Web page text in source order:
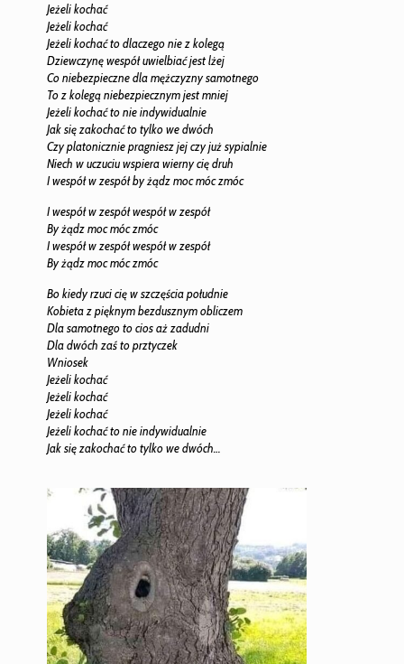
Jeżeli kochać
Jeżeli kochać
Jeżeli kochać to dlaczego nie z kolegą
Dziewczynę wespół uwielbiać jest lżej
Co niebezpieczne dla mężczyzny samotnego
To z kolegą niebezpiecznym jest mniej
Jeżeli kochać to nie indywidualnie
Jak się zakochać to tylko we dwóch
Czy platonicznie pragniesz jej czy już sypialnie
Niech w uczuciu wspiera wierny cię druh
I wespół w zespół by żądz moc móc zmóc
I wespół w zespół wespół w zespół
By żądz moc móc zmóc
I wespół w zespół wespół w zespół
By żądz moc móc zmóc
Bo kiedy rzuci cię w szczęścia południe
Kobieta z pięknym bezdusznym obliczem
Dla samotnego to cios aż zadudni
Dla dwóch zaś to prztyczek
Wniosek
Jeżeli kochać
Jeżeli kochać
Jeżeli kochać
Jeżeli kochać to nie indywidualnie
Jak się zakochać to tylko we dwóch…